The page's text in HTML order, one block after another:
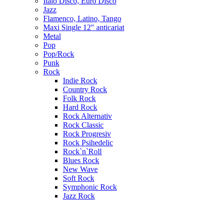
Jazz
Flamenco, Latino, Tango
Maxi Single 12″ anticariat
Metal
Pop
Pop/Rock
Punk
Rock
Indie Rock
Country Rock
Folk Rock
Hard Rock
Rock Alternativ
Rock Classic
Rock Progresiv
Rock Psihedelic
Rock`n`Roll
Blues Rock
New Wave
Soft Rock
Symphonic Rock
Jazz Rock